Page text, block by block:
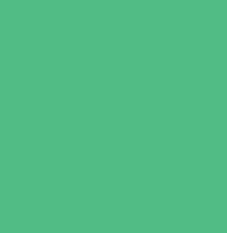
per användning med